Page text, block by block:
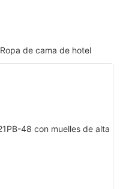
Ropa de cama de hotel